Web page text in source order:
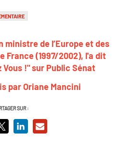
ministre de l’Europe et des
France (1997/2002), l'a dit
Vous !" sur Public Sénat
par Oriane Mancini
SUR :